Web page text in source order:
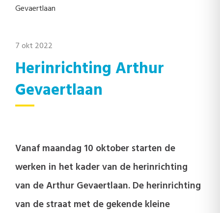
Gevaertlaan
7 okt 2022
Herinrichting Arthur
Gevaertlaan
Vanaf maandag 10 oktober starten de
werken in het kader van de herinrichting
van de Arthur Gevaertlaan. De herinrichting
van de straat met de gekende kleine